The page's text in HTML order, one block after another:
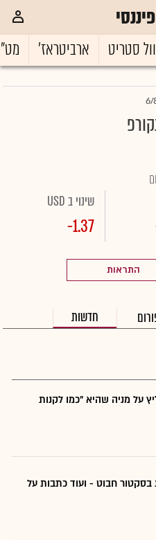
וול סטריט ארביטראז'
6/
שינוי ב USD
-1.37
התראות
חדשות
על מניה שהיא "כמו לקנות
בסקטור חבוט - ועוד כתבות על